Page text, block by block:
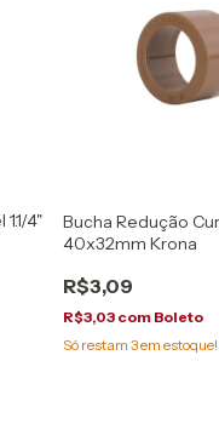
4"
Bucha Redução
40x32mm Krona
R$3,09
R$3,03 com Boleto
Só restam 3em estoque!